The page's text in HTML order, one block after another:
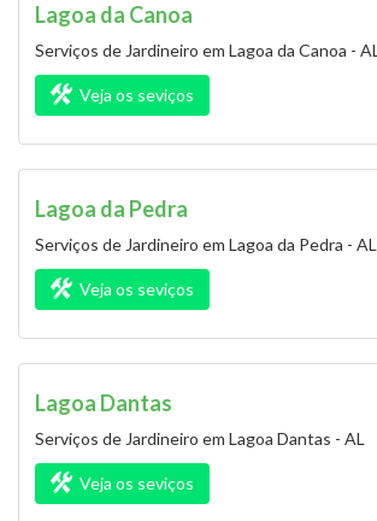
Lagoa da Canoa
Serviços de Jardineiro em Lagoa da Canoa - AL
Veja os seviços
Lagoa da Pedra
Serviços de Jardineiro em Lagoa da Pedra - AL
Veja os seviços
Lagoa Dantas
Serviços de Jardineiro em Lagoa Dantas - AL
Veja os seviços